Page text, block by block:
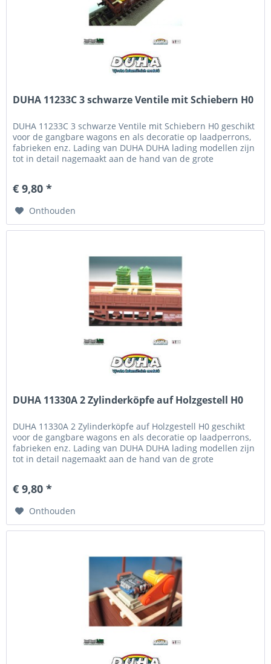
DUHA 11233C 3 schwarze Ventile mit Schiebern H0
DUHA 11233C 3 schwarze Ventile mit Schiebern H0 geschikt
voor de gangbare wagons en als decoratie op laadperrons,
fabrieken enz. Lading van DUHA DUHA lading modellen zijn
tot in detail nagemaakt aan de hand van de grote
€ 9,80 *
Onthouden
DUHA 11330A 2 Zylinderköpfe auf Holzgestell H0
DUHA 11330A 2 Zylinderköpfe auf Holzgestell H0 geschikt
voor de gangbare wagons en als decoratie op laadperrons,
fabrieken enz. Lading van DUHA DUHA lading modellen zijn
tot in detail nagemaakt aan de hand van de grote
€ 9,80 *
Onthouden